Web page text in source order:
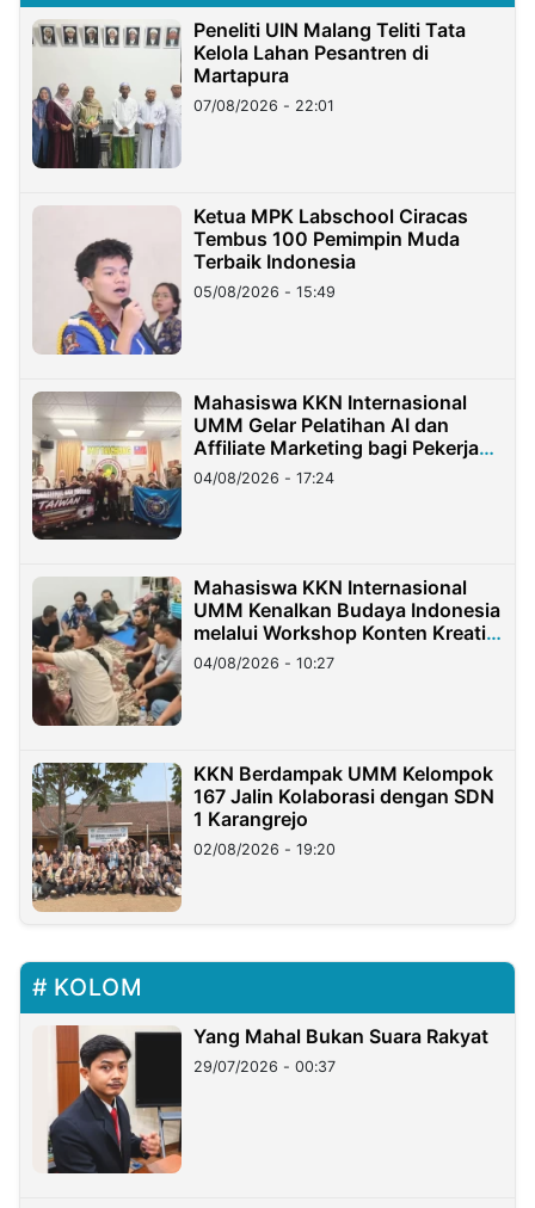
Peneliti UIN Malang Teliti Tata
Kelola Lahan Pesantren di
Martapura
07/08/2026 - 22:01
Ketua MPK Labschool Ciracas
Tembus 100 Pemimpin Muda
Terbaik Indonesia
05/08/2026 - 15:49
Mahasiswa KKN Internasional
UMM Gelar Pelatihan AI dan
Affiliate Marketing bagi Pekerja
Migran Indonesia di Taiwan
04/08/2026 - 17:24
Mahasiswa KKN Internasional
UMM Kenalkan Budaya Indonesia
melalui Workshop Konten Kreatif
di Taiwan
04/08/2026 - 10:27
KKN Berdampak UMM Kelompok
167 Jalin Kolaborasi dengan SDN
1 Karangrejo
02/08/2026 - 19:20
KOLOM
Yang Mahal Bukan Suara Rakyat
29/07/2026 - 00:37